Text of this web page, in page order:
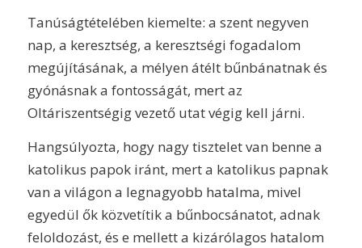
Tanúságtételében kiemelte: a szent negyven
nap, a keresztség, a keresztségi fogadalom
megújításának, a mélyen átélt bűnbánatnak és
gyónásnak a fontosságát, mert az
Oltáriszentségig vezető utat végig kell járni.
Hangsúlyozta, hogy nagy tisztelet van benne a
katolikus papok iránt, mert a katolikus papnak
van a világon a legnagyobb hatalma, mivel
egyedül ők közvetítik a bűnbocsánatot, adnak
feloldozást, és e mellett a kizárólagos hatalom